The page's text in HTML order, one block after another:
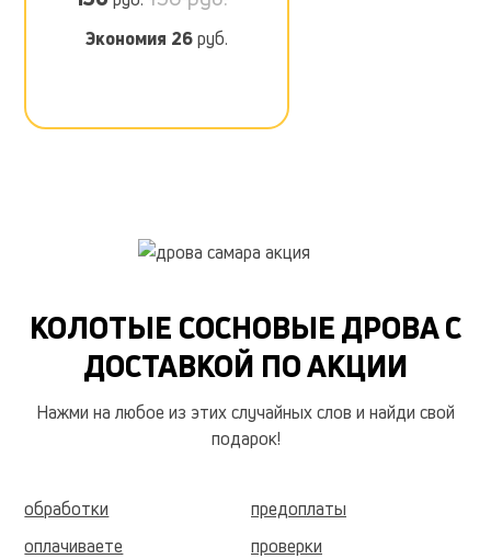
Экономия 26руб.
КОЛОТЫЕ СОСНОВЫЕ ДРОВА С
ДОСТАВКОЙ ПО АКЦИИ
Нажми на любое из этих случайных слов и найди свой
подарок!
обработки
предоплаты
оплачиваете
проверки